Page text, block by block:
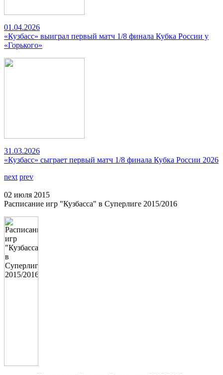
01.04.2026
«Кузбасс» выиграл первый матч 1/8 финала Кубка России у
«Горького»
31.03.2026
«Кузбасс» сыграет первый матч 1/8 финала Кубка России 2026
next prev
02 июля 2015
Расписание игр "Кузбасса" в Суперлиге 2015/2016